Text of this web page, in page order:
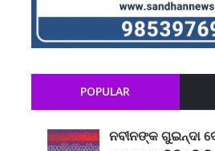
POPULAR
ନବୀନଙ୍କ ଗୁଇନ୍ଦା